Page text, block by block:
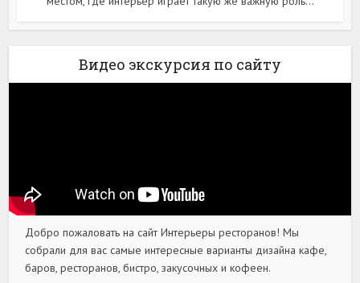
Видео экскурсия по сайту
Добро пожаловать на сайт Интерьеры ресторанов! Мы
собрали для вас самые интересные варианты дизайна кафе,
баров, ресторанов, бистро, закусочных и кофеен.